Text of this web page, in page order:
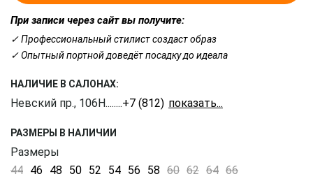
При записи через сайт вы получите:
✓ Профессиональный стилист создаст образ
✓ Опытный портной доведёт посадку до идеала
НАЛИЧИЕ В САЛОНАХ:
Невский пр., 106Н........+7 (812) 309-16-55
РАЗМЕРЫ В НАЛИЧИИ
Размеры
44 46 48 50 52 54 56 58 60 62 64 66